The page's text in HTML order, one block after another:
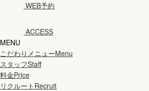
WEB予約
ACCESS
MENU
こだわりメニューMenu
スタッフStaff
料金Price
リクルート Recruit